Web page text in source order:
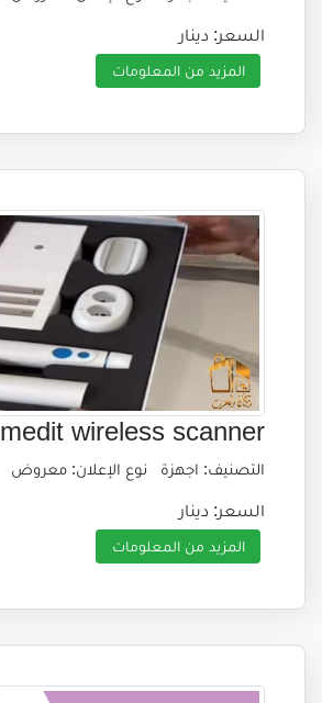
السعر: دينار
المزيد من المعلومات
medit wireless scanner
التصنيف: اجهزة نوع الإعلان: معروض
السعر: دينار
المزيد من المعلومات